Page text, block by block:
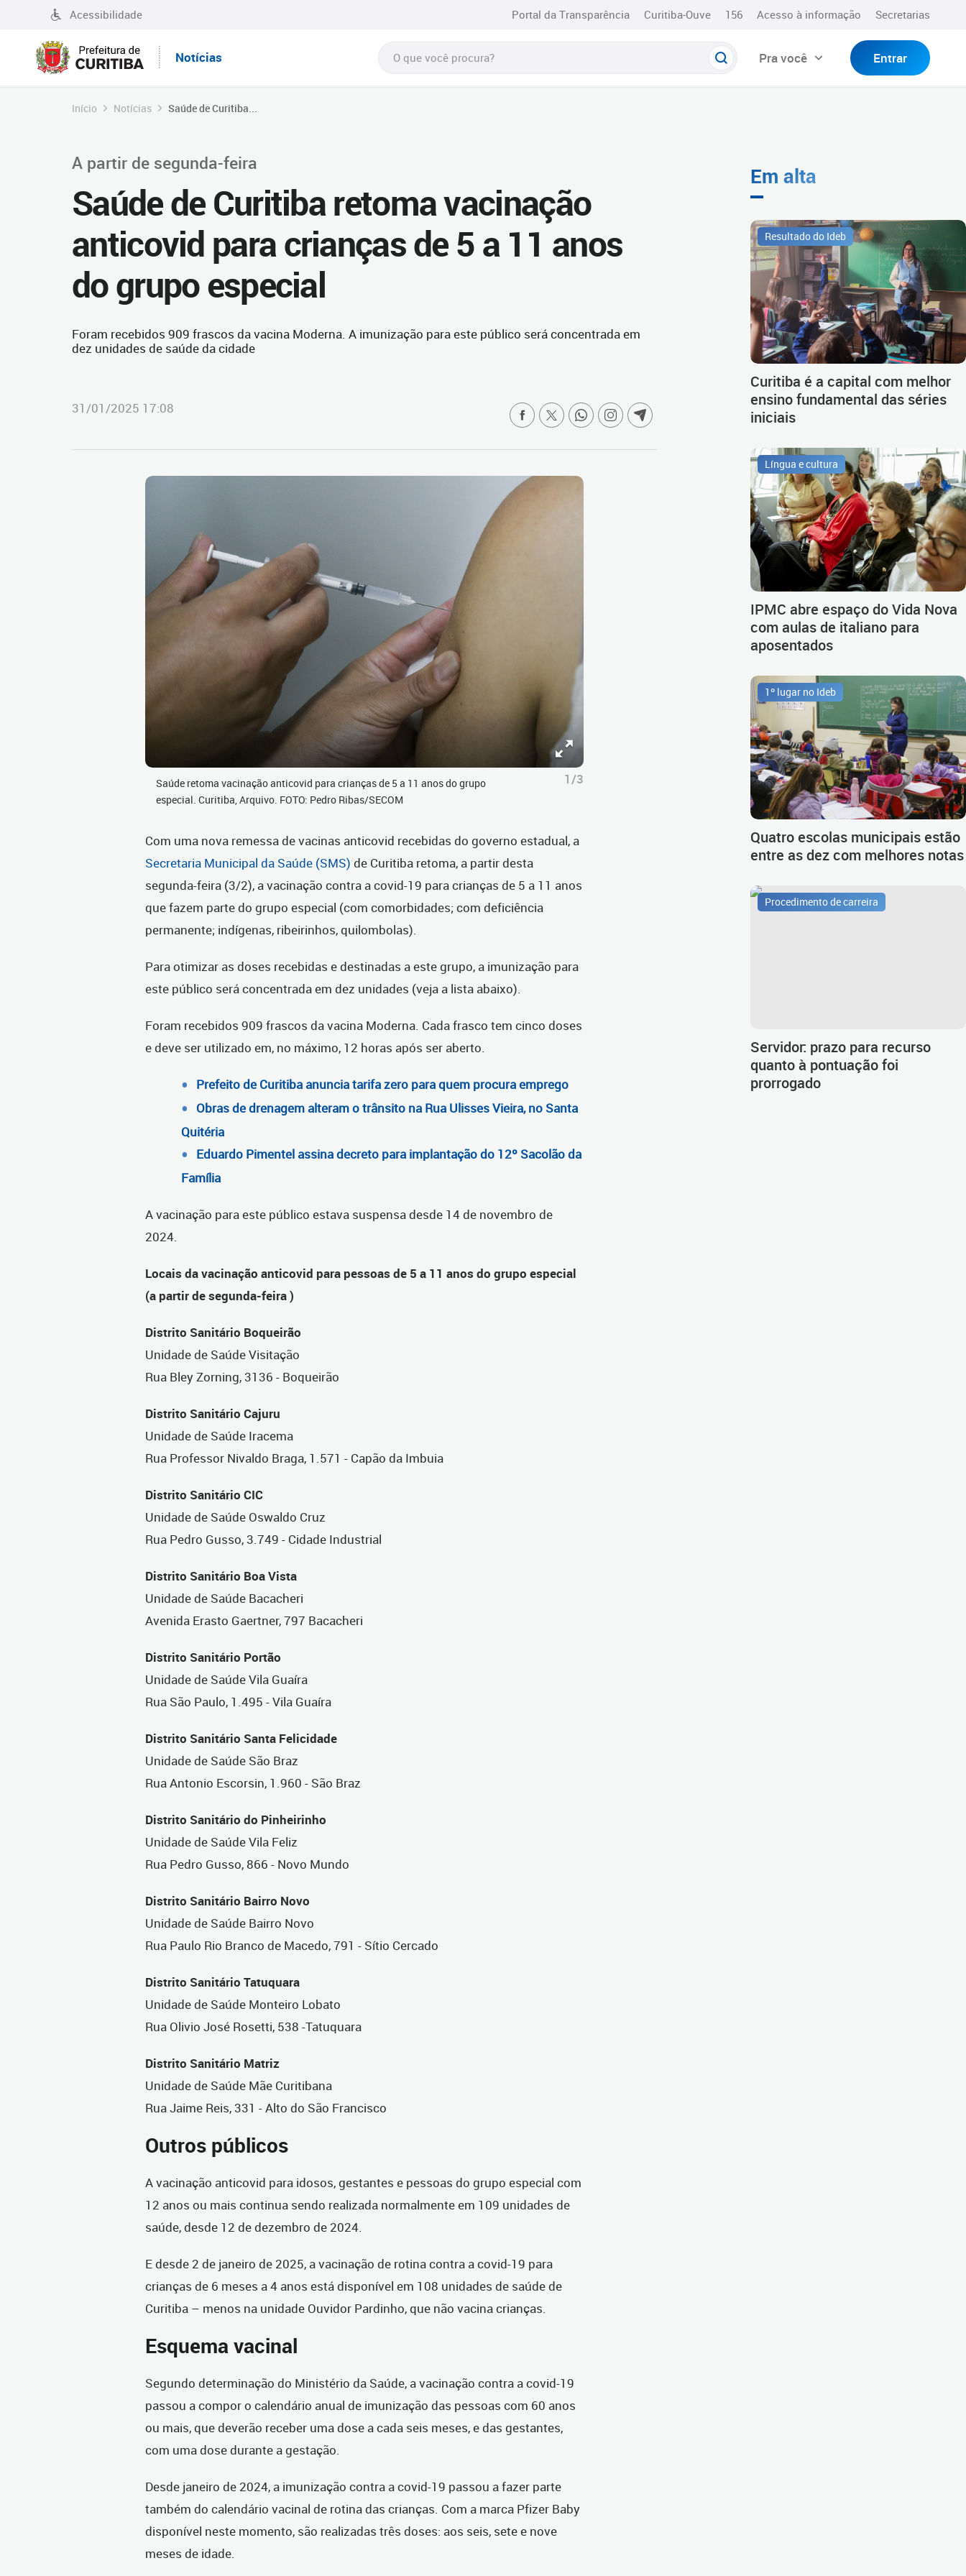
Acessibilidade Portal da Transparência Curitiba-Ouve 156 Acesso à informação Secretarias
Notícias Pra você Entrar
Início Notícias Saúde de Curitiba...
A partir de segunda-feira
Saúde de Curitiba retoma vacinação
anticovid para crianças de 5 a 11 anos
do grupo especial
Foram recebidos 909 frascos da vacina Moderna. A imunização para este público será concentrada em
dez unidades de saúde da cidade
31/01/2025 17:08
Saúde retoma vacinação anticovid para crianças de 5 a 11 anos do grupo
especial. Curitiba, Arquivo. FOTO: Pedro Ribas/SECOM
1/3
Com uma nova remessa de vacinas anticovid recebidas do governo estadual, a
Secretaria Municipal da Saúde (SMS) de Curitiba retoma, a partir desta
segunda-feira (3/2), a vacinação contra a covid-19 para crianças de 5 a 11 anos
que fazem parte do grupo especial (com comorbidades; com deficiência
permanente; indígenas, ribeirinhos, quilombolas).
Para otimizar as doses recebidas e destinadas a este grupo, a imunização para
este público será concentrada em dez unidades (veja a lista abaixo).
Foram recebidos 909 frascos da vacina Moderna. Cada frasco tem cinco doses
e deve ser utilizado em, no máximo, 12 horas após ser aberto.
Prefeito de Curitiba anuncia tarifa zero para quem procura emprego
Obras de drenagem alteram o trânsito na Rua Ulisses Vieira, no Santa
Quitéria
Eduardo Pimentel assina decreto para implantação do 12º Sacolão da
Família
A vacinação para este público estava suspensa desde 14 de novembro de
2024.
Locais da vacinação anticovid para pessoas de 5 a 11 anos do grupo especial
(a partir de segunda-feira )
Distrito Sanitário Boqueirão
Unidade de Saúde Visitação
Rua Bley Zorning, 3136 - Boqueirão
Distrito Sanitário Cajuru
Unidade de Saúde Iracema
Rua Professor Nivaldo Braga, 1.571 - Capão da Imbuia
Distrito Sanitário CIC
Unidade de Saúde Oswaldo Cruz
Rua Pedro Gusso, 3.749 - Cidade Industrial
Distrito Sanitário Boa Vista
Unidade de Saúde Bacacheri
Avenida Erasto Gaertner, 797 Bacacheri
Distrito Sanitário Portão
Unidade de Saúde Vila Guaíra
Rua São Paulo, 1.495 - Vila Guaíra
Distrito Sanitário Santa Felicidade
Unidade de Saúde São Braz
Rua Antonio Escorsin, 1.960 - São Braz
Distrito Sanitário do Pinheirinho
Unidade de Saúde Vila Feliz
Rua Pedro Gusso, 866 - Novo Mundo
Distrito Sanitário Bairro Novo
Unidade de Saúde Bairro Novo
Rua Paulo Rio Branco de Macedo, 791 - Sítio Cercado
Distrito Sanitário Tatuquara
Unidade de Saúde Monteiro Lobato
Rua Olivio José Rosetti, 538 -Tatuquara
Distrito Sanitário Matriz
Unidade de Saúde Mãe Curitibana
Rua Jaime Reis, 331 - Alto do São Francisco
Outros públicos
A vacinação anticovid para idosos, gestantes e pessoas do grupo especial com
12 anos ou mais continua sendo realizada normalmente em 109 unidades de
saúde, desde 12 de dezembro de 2024.
E desde 2 de janeiro de 2025, avacinação de rotina contra a covid-19 para
crianças de 6 meses a 4 anos está disponível em 108 unidades de saúde de
Curitiba – menos na unidade Ouvidor Pardinho, que não vacina crianças.
Esquema vacinal
Segundo determinação do Ministério da Saúde, a vacinação contra a covid-19
passou a compor o calendário anual de imunização das pessoas com 60 anos
ou mais, que deverão receber uma dose a cada seis meses, e das gestantes,
com uma dose durante a gestação.
Desde janeiro de 2024, a imunização contra a covid-19 passou a fazer parte
também do calendário vacinal de rotina das crianças. Com a marca Pfizer Baby
disponível neste momento, são realizadas três doses: aos seis, sete e nove
meses de idade.
Em alta
Resultado do Ideb
Curitiba é a capital com melhor
ensino fundamental das séries
iniciais
Língua e cultura
IPMC abre espaço do Vida Nova
com aulas de italiano para
aposentados
1º lugar no Ideb
Quatro escolas municipais estão
entre as dez com melhores notas
Procedimento de carreira
Servidor: prazo para recurso
quanto à pontuação foi
prorrogado